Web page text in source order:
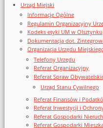
Urząd Miejski
Informacje Ogólne
Regulamin Organizacyjny
Kodeks etyki UM w Olsztynku
Dokumentacja dot.
Organizacja Urzędu
Telefony Urzędu
Referat Organizacyjny
Referat Spraw
Urząd Stanu Cywilnego
Referat Finansów i
Referat Inwestycji i
Referat Gospodarki
Referat Gospodarki